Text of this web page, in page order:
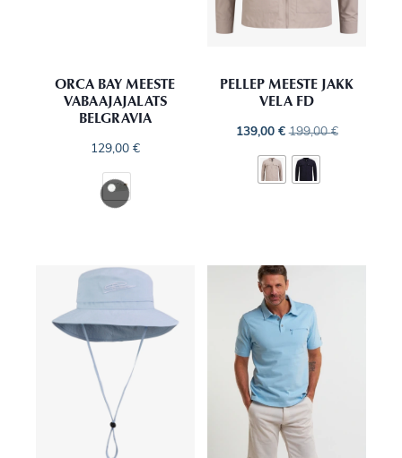
ORCA BAY MEESTE
VABAAJAJALATS
BELGRAVIA
129,00 €
PELLEP MEESTE JAKK
VELA FD
139,00 € 199,00€